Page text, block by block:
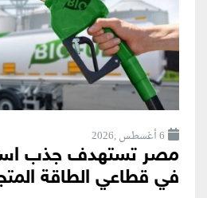
6 أغسطس ,2026
مصر تستهدف جذب
في قطاعي الطاقة